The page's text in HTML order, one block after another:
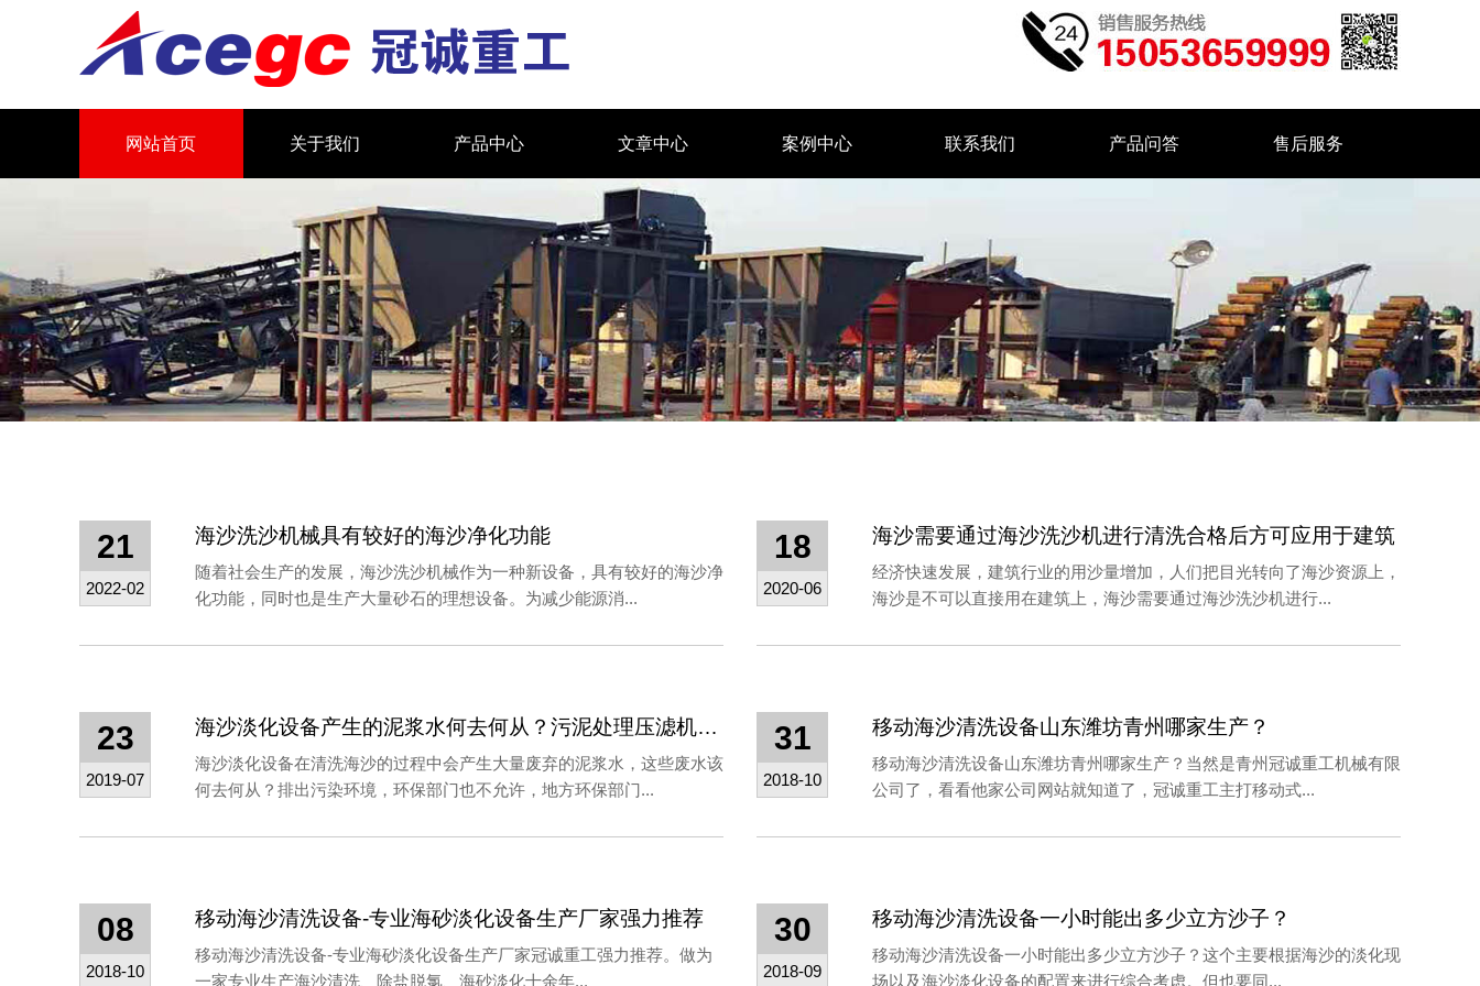
网站首页 关于我们 产品中心 文章中心 案例中心 联系我们 产品问答 售后服务
21
2022-02
海沙洗沙机械具有较好的海沙净化功能
随着社会生产的发展，海沙洗沙机械作为一种新设备，具有较好的海沙净
化功能，同时也是生产大量砂石的理想设备。为减少能源消...
18
2020-06
海沙需要通过海沙洗沙机进行清洗合格后方可应用于建筑
经济快速发展，建筑行业的用沙量增加，人们把目光转向了海沙资源上，
海沙是不可以直接用在建筑上，海沙需要通过海沙洗沙机进行...
23
2019-07
海沙淡化设备产生的泥浆水何去何从？污泥处理压滤机起作用
海沙淡化设备在清洗海沙的过程中会产生大量废弃的泥浆水，这些废水该
何去何从？排出污染环境，环保部门也不允许，地方环保部门...
31
2018-10
移动海沙清洗设备山东潍坊青州哪家生产？
移动海沙清洗设备山东潍坊青州哪家生产？当然是青州冠诚重工机械有限
公司了，看看他家公司网站就知道了，冠诚重工主打移动式...
08
2018-10
移动海沙清洗设备-专业海砂淡化设备生产厂家强力推荐
移动海沙清洗设备-专业海砂淡化设备生产厂家冠诚重工强力推荐。做为
一家专业生产海沙清洗、除盐脱氯​、海砂淡化十余年...
30
2018-09
移动海沙清洗设备一小时能出多少立方沙子？
移动海沙清洗设备一小时能出多少立方沙子？这个主要根据海沙的淡化现
场以及海沙淡化设备的配置来进行综合考虑。但也要同...